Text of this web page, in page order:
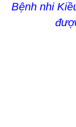
Bệnh nhi